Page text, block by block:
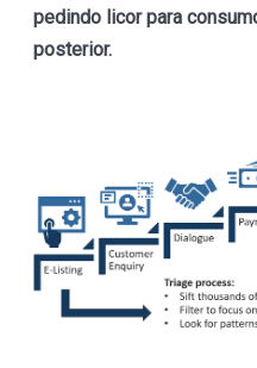
pedindo licor para
posterior.